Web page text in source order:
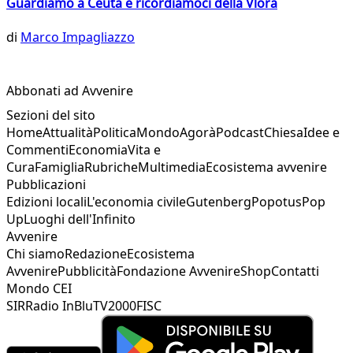
di Marco Impagliazzo
Abbonati ad Avvenire
Sezioni del sito
HomeAttualitàPoliticaMondoAgoràPodcastChiesaIdee e
CommentiEconomiaVita e
CuraFamigliaRubricheMultimediaEcosistema avvenire
Pubblicazioni
Edizioni localiL'economia civileGutenbergPopotusPop
UpLuoghi dell'Infinito
Avvenire
Chi siamoRedazioneEcosistema
AvvenirePubblicitàFondazione AvvenireShopContatti
Mondo CEI
SIRRadio InBluTV2000FISC